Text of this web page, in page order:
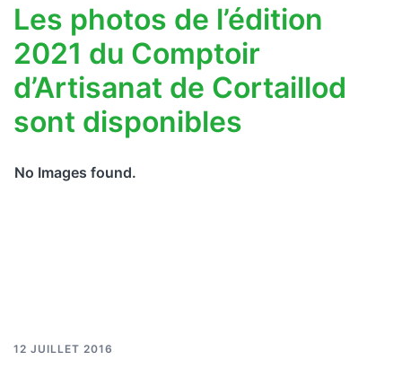
Les photos de l’édition
2021 du Comptoir
d’Artisanat de Cortaillod
sont disponibles
No Images found.
12 JUILLET 2016